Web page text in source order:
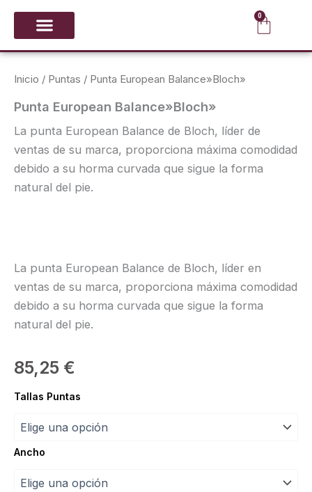
0
Inicio / Puntas / Punta European Balance»Bloch»
Punta European Balance»Bloch»
La punta European Balance de Bloch, líder de
ventas de su marca, proporciona máxima comodidad
debido a su horma curvada que sigue la forma
natural del pie.
La punta European Balance de Bloch, líder en
ventas de su marca, proporciona máxima comodidad
debido a su horma curvada que sigue la forma
natural del pie.
85,25 €
Tallas Puntas
Ancho
Punta
cantidad